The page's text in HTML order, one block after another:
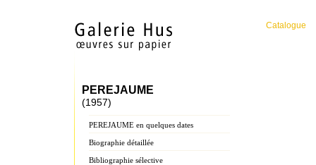
Catalogue
PEREJAUME
(1957)
PEREJAUME en quelques dates
Biographie détaillée
Bibliographie sélective